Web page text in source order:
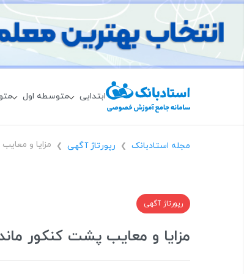
ابتدایی متوسطه اول
مجله استادبانک ❯ رپورتاژ آگهی ❯
رپورتاژ آگهی
مزایا و معایب پشت کنکور